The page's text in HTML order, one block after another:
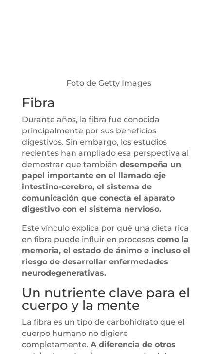
Foto de Getty Images
Fibra
Durante años, la fibra fue conocida
principalmente por sus beneficios
digestivos. Sin embargo, los estudios
recientes han ampliado esa perspectiva al
demostrar que también desempeña un
papel importante en el llamado eje
intestino-cerebro, el sistema de
comunicación que conecta el aparato
digestivo con el sistema nervioso.
Este vínculo explica por qué una dieta rica
en fibra puede influir en procesoscomo la
memoria, el estado de ánimo e incluso el
riesgo de desarrollar enfermedades
neurodegenerativas.
Un nutriente clave para el
cuerpo y la mente
La fibra es un tipo de carbohidrato que el
cuerpo humano no digiere
completamente. A diferencia de otros